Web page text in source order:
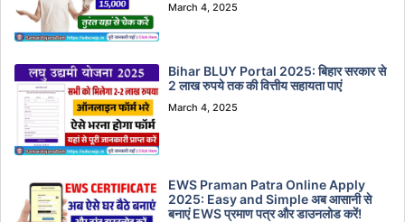
March 4, 2025
Bihar BLUY Portal 2025: बिहार सरकार से
2 लाख रुपये तक की वित्तीय सहायता पाएं
March 4, 2025
EWS Praman Patra Online Apply
2025: Easy and Simple अब आसानी से
बनाएं EWS प्रमाण पत्र और डाउनलोड करें!